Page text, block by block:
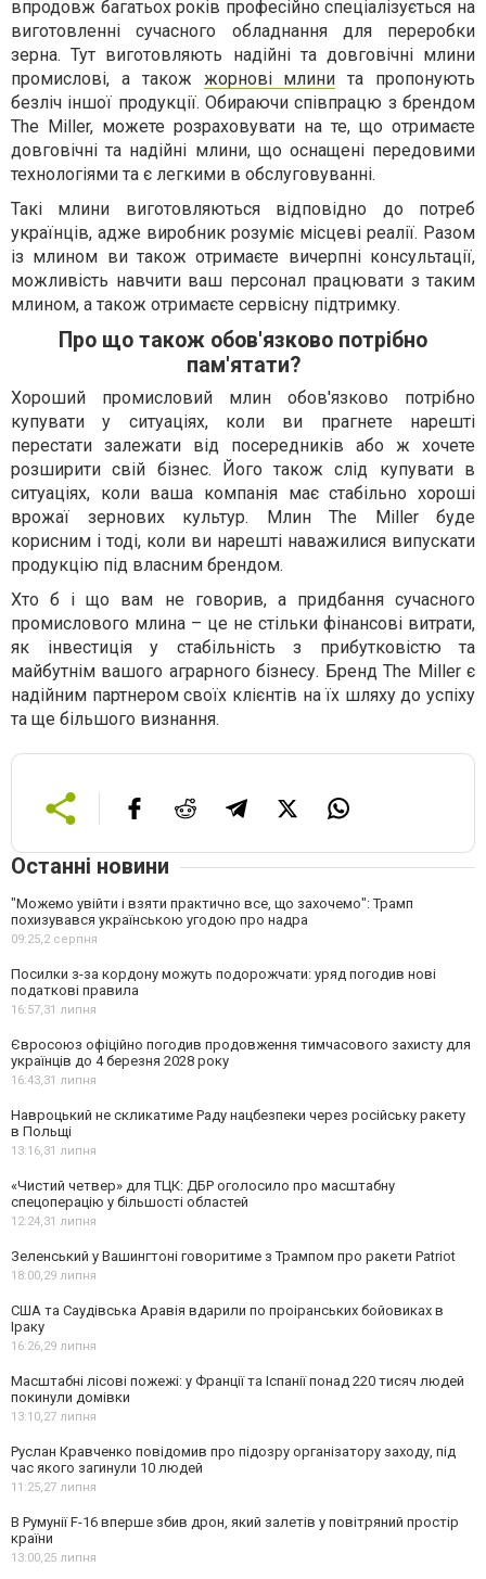
впродовж багатьох років професійно спеціалізується на
виготовленні сучасного обладнання для переробки
зерна. Тут виготовляють надійні та довговічні млини
промислові, а також жорнові млини та пропонують
безліч іншої продукції. Обираючи співпрацю з брендом
The Miller, можете розраховувати на те, що отримаєте
довговічні та надійні млини, що оснащені передовими
технологіями та є легкими в обслуговуванні.
Такі млини виготовляються відповідно до потреб
українців, адже виробник розуміє місцеві реалії. Разом
із млином ви також отримаєте вичерпні консультації,
можливість навчити ваш персонал працювати з таким
млином, а також отримаєте сервісну підтримку.
Про що також обов'язково потрібно
пам'ятати?
Хороший промисловий млин обов'язково потрібно
купувати у ситуаціях, коли ви прагнете нарешті
перестати залежати від посередників або ж хочете
розширити свій бізнес. Його також слід купувати в
ситуаціях, коли ваша компанія має стабільно хороші
врожаї зернових культур. Млин The Miller буде
корисним і тоді, коли ви нарешті наважилися випускати
продукцію під власним брендом.
Хто б і що вам не говорив, а придбання сучасного
промислового млина – це не стільки фінансові витрати,
як інвестиція у стабільність з прибутковістю та
майбутнім вашого аграрного бізнесу. Бренд The Miller є
надійним партнером своїх клієнтів на їх шляху до успіху
та ще більшого визнання.
Останні новини
"Можемо увійти і взяти практично все, що захочемо": Трамп
похизувався українською угодою про надра
09:25,2 серпня
Посилки з-за кордону можуть подорожчати: уряд погодив нові
податкові правила
16:57,31 липня
Євросоюз офіційно погодив продовження тимчасового захисту для
українців до 4 березня 2028 року
16:43,31 липня
Навроцький не скликатиме Раду нацбезпеки через російську ракету
в Польщі
13:16,31 липня
«Чистий четвер» для ТЦК: ДБР оголосило про масштабну
спецоперацію у більшості областей
12:24,31 липня
Зеленський у Вашингтоні говоритиме з Трампом про ракети Patriot
18:00,29 липня
США та Саудівська Аравія вдарили по проіранських бойовиках в
Іраку
16:26,29 липня
Масштабні лісові пожежі: у Франції та Іспанії понад 220 тисяч людей
покинули домівки
13:10,27 липня
Руслан Кравченко повідомив про підозру організатору заходу, під
час якого загинули 10 людей
11:25,27 липня
В Румунії F-16 вперше збив дрон, який залетів у повітряний простір
країни
13:00,25 липня